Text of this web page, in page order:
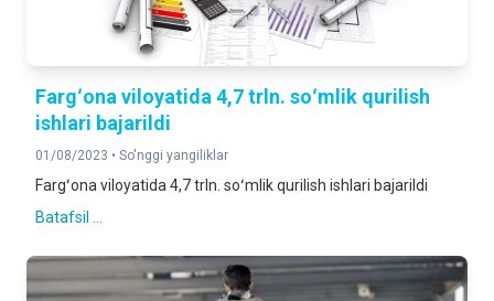
Fargʻona viloyatida 4,7 trln. soʻmlik qurilish
ishlari bajarildi
01/08/2023 • So'nggi yangiliklar
Fargʻona viloyatida 4,7 trln. soʻmlik qurilish ishlari bajarildi
Batafsil ...